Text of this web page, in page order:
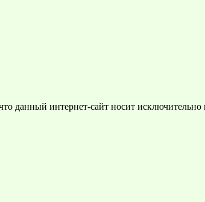
интернет-сайт носит